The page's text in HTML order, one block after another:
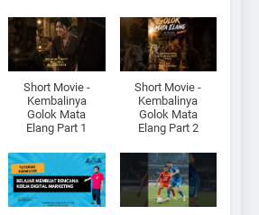
Short Movie -
Kembalinya
Golok Mata
Elang Part 1
Short Movie -
Kembalinya
Golok Mata
Elang Part 2